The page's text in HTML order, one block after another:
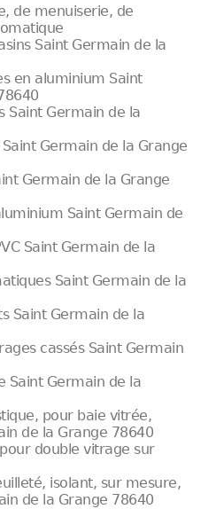
de menuiserie, de
Saint Germain de la
en aluminium Saint
Saint Germain de la
Germain de la Grange
Germain de la Grange
Saint Germain de
Saint Germain de la
Saint Germain de la
Saint Germain de la
cassés Saint Germain
Saint Germain de la
pour baie vitrée,
de la Grange 78640
double vitrage sur
isolant, sur mesure,
de la Grange 78640